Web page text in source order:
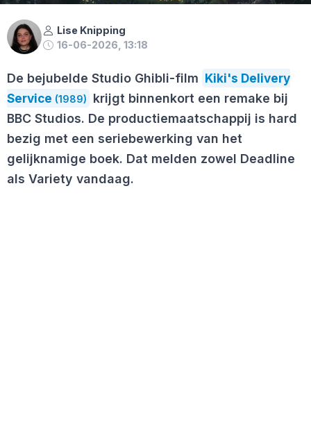
Lise Knipping
16-06-2026, 13:18
De bejubelde Studio Ghibli-film Kiki's Delivery
Service (1989)
krijgt binnenkort een remake bij
BBC Studios. De productiemaatschappij is hard
bezig met een seriebewerking van het
gelijknamige boek. Dat melden zowel Deadline
als Variety vandaag.